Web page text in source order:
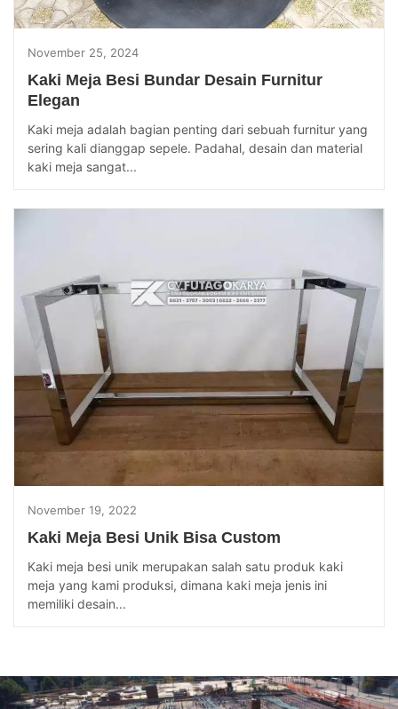
November 25, 2024
Kaki Meja Besi Bundar Desain Furnitur
Elegan
Kaki meja adalah bagian penting dari sebuah furnitur yang
sering kali dianggap sepele. Padahal, desain dan material
kaki meja sangat...
November 19, 2022
Kaki Meja Besi Unik Bisa Custom
Kaki meja besi unik merupakan salah satu produk kaki
meja yang kami produksi, dimana kaki meja jenis ini
memiliki desain...